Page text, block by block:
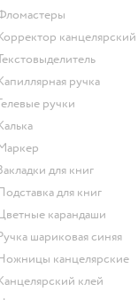
Фломастеры
Корректор канцелярский
Текстовыделитель
Капиллярная ручка
Гелевые ручки
Калька
Маркер
Закладки для книг
Подставка для книг
Цветные карандаши
Ручка шариковая синяя
Ножницы канцелярские
Канцелярский клей